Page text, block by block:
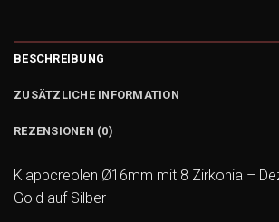
BESCHREIBUNG
ZUSÄTZLICHE INFORMATION
REZENSIONEN (0)
Klappcreolen Ø16mm mit 8 Zirkonia –
Gold auf Silber